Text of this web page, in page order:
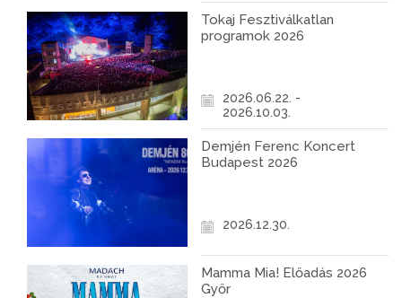
Tokaj Fesztiválkatlan
programok 2026
2026.06.22. -
2026.10.03.
Demjén Ferenc Koncert
Budapest 2026
2026.12.30.
Mamma Mia! Előadás 2026
Győr